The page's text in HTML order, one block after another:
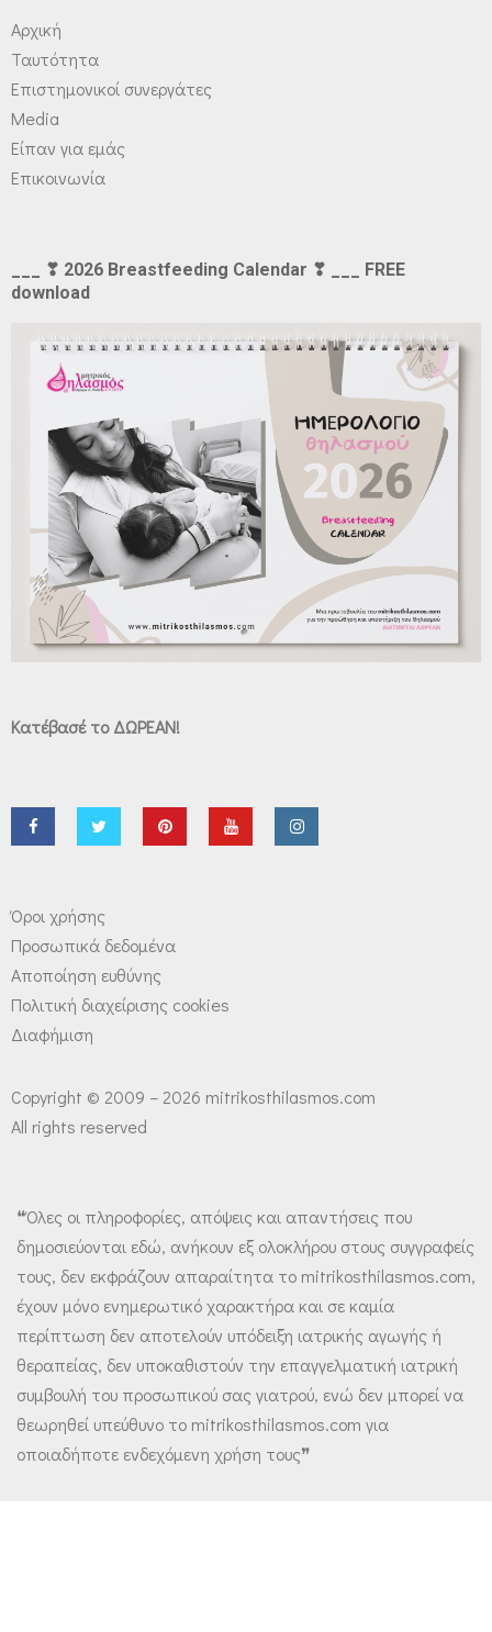
Αρχική
Ταυτότητα
Επιστημονικοί συνεργάτες
Media
Είπαν για εμάς
Επικοινωνία
___ ❣ 2026 Breastfeeding Calendar ❣ ___ FREE
download
Κατέβασέ το ΔΩΡΕΑΝ!
Όροι χρήσης
Προσωπικά δεδομένα
Αποποίηση ευθύνης
Πολιτική διαχείρισης cookies
Διαφήμιση
Copyright © 2009 – 2026 mitrikosthilasmos.com
All rights reserved
❝Όλες οι πληροφορίες, απόψεις και απαντήσεις που
δημοσιεύονται εδώ, ανήκουν εξ ολοκλήρου στους συγγραφείς
τους, δεν εκφράζουν απαραίτητα το mitrikosthilasmos.com,
έχουν μόνο ενημερωτικό χαρακτήρα και σε καμία
περίπτωση δεν αποτελούν υπόδειξη ιατρικής αγωγής ή
θεραπείας, δεν υποκαθιστούν την επαγγελματική ιατρική
συμβουλή του προσωπικού σας γιατρού, ενώ δεν μπορεί να
θεωρηθεί υπεύθυνο το mitrikosthilasmos.com για
οποιαδήποτε ενδεχόμενη χρήση τους❞